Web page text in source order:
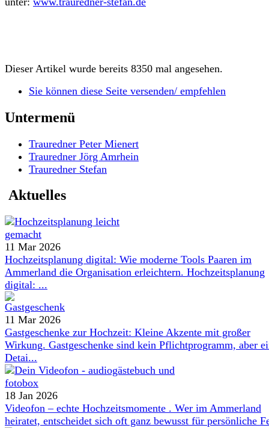
Dieser Artikel wurde bereits 8350 mal angesehen.
Sie können diese Seite versenden/ empfehlen
Untermenü
Trauredner Peter Mienert
Trauredner Jörg Amrhein
Trauredner Stefan
Aktuelles
11 Mar 2026
Hochzeitsplanung digital: Wie moderne Tools Paaren im
Ammerland die Organisation erleichtern. Hochzeitsplanung
digital: ...
11 Mar 2026
Gastgeschenke zur Hochzeit: Kleine Akzente mit großer
Wirkung. Gastgeschenke sind kein Pflichtprogramm, aber
Detai...
18 Jan 2026
Videofon – echte Hochzeitsmomente . Wer im Ammerland
heiratet, entscheidet sich oft ganz bewusst für persönliche